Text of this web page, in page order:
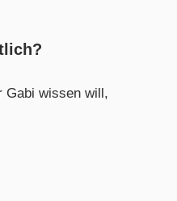
Gabi wissen will,